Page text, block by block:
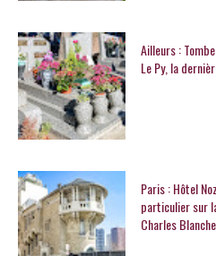
Ailleurs :
Le Py, la
Paris : Hôtel
particulier sur
Charles